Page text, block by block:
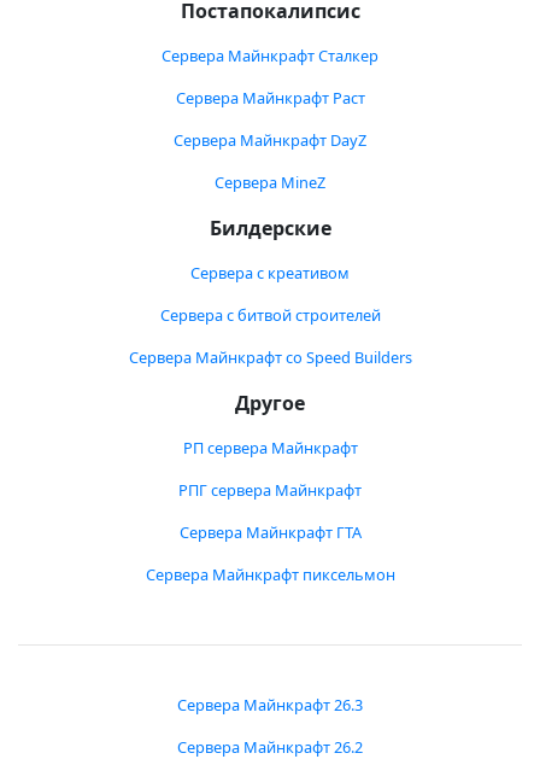
Постапокалипсис
Сервера Майнкрафт Сталкер
Сервера Майнкрафт Раст
Сервера Майнкрафт DayZ
Сервера MineZ
Билдерские
Сервера с креативом
Сервера с битвой строителей
Сервера Майнкрафт со Speed Builders
Другое
РП сервера Майнкрафт
РПГ сервера Майнкрафт
Сервера Майнкрафт ГТА
Сервера Майнкрафт пиксельмон
Сервера Майнкрафт 26.3
Сервера Майнкрафт 26.2